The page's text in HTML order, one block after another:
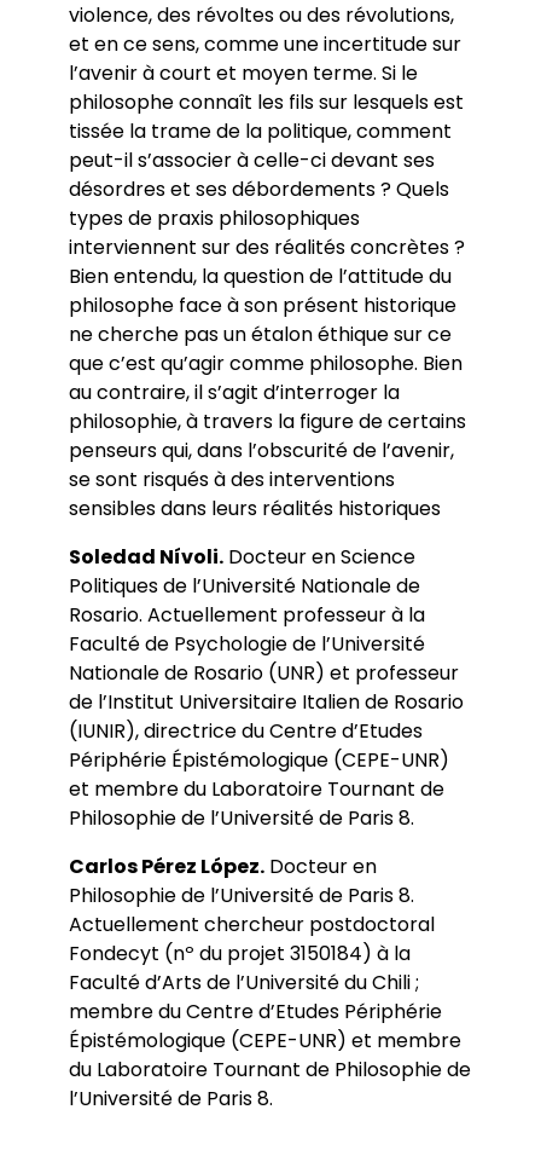
violence, des révoltes ou des révolutions,
et en ce sens, comme une incertitude sur
l’avenir à court et moyen terme. Si le
philosophe connaît les fils sur lesquels est
tissée la trame de la politique, comment
peut-il s’associer à celle-ci devant ses
désordres et ses débordements ? Quels
types de praxis philosophiques
interviennent sur des réalités concrètes ?
Bien entendu, la question de l’attitude du
philosophe face à son présent historique
ne cherche pas un étalon éthique sur ce
que c’est qu’agir comme philosophe. Bien
au contraire, il s’agit d’interroger la
philosophie, à travers la figure de certains
penseurs qui, dans l’obscurité de l’avenir,
se sont risqués à des interventions
sensibles dans leurs réalités historiques
Soledad Nívoli.Docteur en Science
Politiques de l’Université Nationale de
Rosario. Actuellement professeur à la
Faculté de Psychologie de l’Université
Nationale de Rosario (UNR) et professeur
de l’Institut Universitaire Italien de Rosario
(IUNIR), directrice du Centre d’Etudes
Périphérie Épistémologique (CEPE-UNR)
et membre du Laboratoire Tournant de
Philosophie de l’Université de Paris 8.
Carlos Pérez López.Docteur en
Philosophie de l’Université de Paris 8.
Actuellement chercheur postdoctoral
Fondecyt (nº du projet 3150184) à la
Faculté d’Arts de l’Université du Chili ;
membre du Centre d’Etudes Périphérie
Épistémologique (CEPE-UNR) et membre
du Laboratoire Tournant de Philosophie de
l’Université de Paris 8.